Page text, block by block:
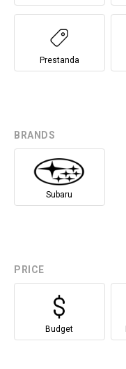
Prestanda
BRANDS
Subaru
PRICE
Budget